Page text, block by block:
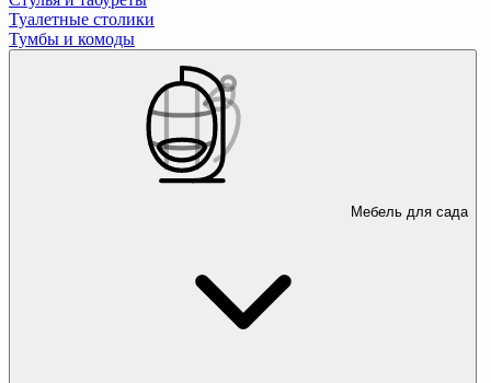
Туалетные столики
Тумбы и комоды
Мебель для сада